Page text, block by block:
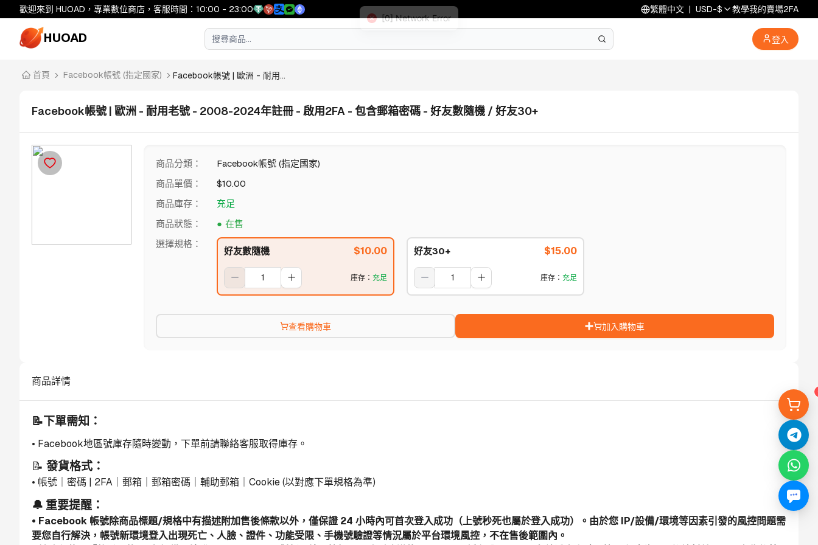
歡迎來到 HUOAD，專業數位商店，客服時間：10:00 - 23:00 繁體中文 | USD-$ 教學我的賣場2FA
HUOAD 登入
首頁 Facebook帳號 (指定國家) Facebook帳號 | 歐洲 - 耐用...
Facebook帳號 | 歐洲 - 耐用老號 - 2008-2024年註冊 - 啟用2FA - 包含郵箱密碼 - 好友數隨機 / 好友30+
商品分類 ：
Facebook帳號 (指定國家)
商品單價 ： $10.00
商品庫存 ：
充足
商品狀態 ：
在售
選擇規格 ：
好友數隨機 $10.00
庫存 ： 充足
好友30+ $15.00
庫存 ： 充足
查看購物車 加入購物車
商品詳情
📝下單需知：
• Facebook地區號庫存隨時變動，下單前請聯絡客服取得庫存。
📝 發貨格式：
• 帳號｜密碼 | 2FA｜郵箱｜郵箱密碼｜輔助郵箱｜Cookie (以對應下單規格為準)
🔔 重要提醒：
• Facebook 帳號除商品標題/規格中有描述附加售後條款以外，僅保證 24 小時內可首次登入成功（上號秒死也屬於登入成功）。由於您 IP/設備/環境等因素引發的風控問題需
要您自行解決，帳號新環境登入出現死亡、人臉、證件、功能受限、手機號驗證等情況屬於平台環境風控，不在售後範圍內。